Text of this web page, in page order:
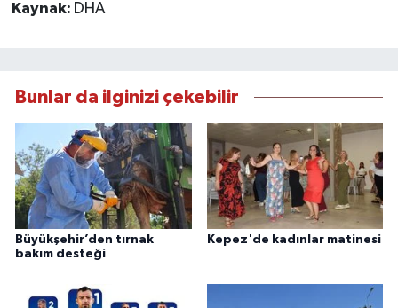
Kaynak: DHA
Bunlar da ilginizi çekebilir
Büyükşehir’den tırnak
bakım desteği
Kepez'de kadınlar matinesi